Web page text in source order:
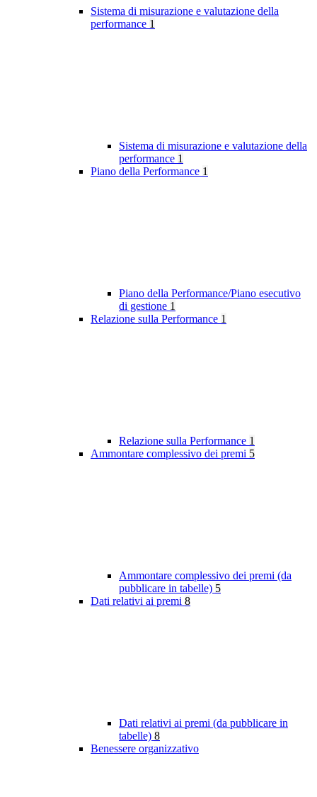
Sistema di misurazione e valutazione della
performance 1
Sistema di misurazione e valutazione della
performance 1
Piano della Performance 1
Piano della Performance/Piano esecutivo
di gestione 1
Relazione sulla Performance 1
Relazione sulla Performance 1
Ammontare complessivo dei premi 5
Ammontare complessivo dei premi (da
pubblicare in tabelle) 5
Dati relativi ai premi 8
Dati relativi ai premi (da pubblicare in
tabelle) 8
Benessere organizzativo